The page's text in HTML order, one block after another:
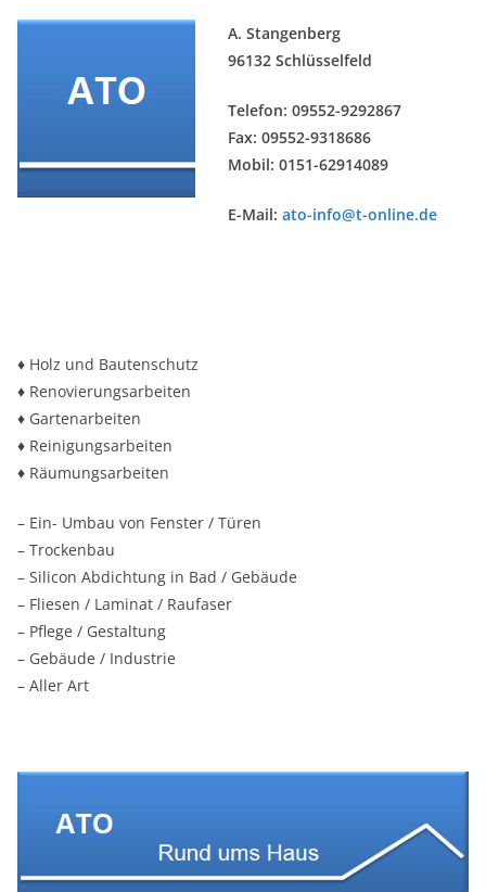
A. Stangenberg
96132 Schlüsselfeld
Telefon: 09552-9292867
Fax: 09552-9318686
Mobil: 0151-62914089
E-Mail: ato-info@t-online.de
♦ Holz und Bautenschutz
♦ Renovierungsarbeiten
♦ Gartenarbeiten
♦ Reinigungsarbeiten
♦ Räumungsarbeiten
– Ein- Umbau von Fenster / Türen
– Trockenbau
– Silicon Abdichtung in Bad / Gebäude
– Fliesen / Laminat / Raufaser
– Pflege / Gestaltung
– Gebäude / Industrie
– Aller Art